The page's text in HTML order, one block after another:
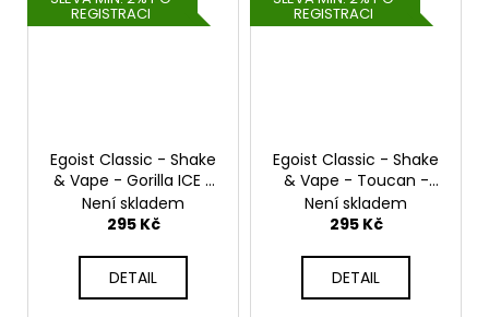
REGISTRACI
Egoist Classic - Shake
& Vape - Gorilla ICE -
20ml
Není skladem
295 Kč
DETAIL
REGISTRACI
Egoist Classic - Shake
& Vape - Toucan -
20ml
Není skladem
295 Kč
DETAIL